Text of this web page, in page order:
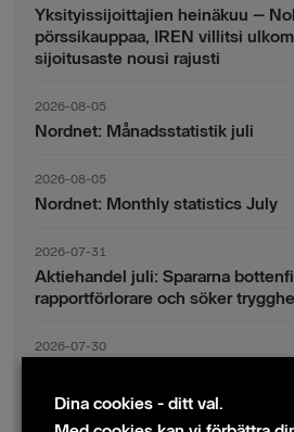
Yksityissijoittajien heinäkuu –
pörssikauppaa, IREN villitsi
sijoitusaste nousi rajusti
2026-08-05
Nordnet: Månadsstatistik juli
2026-08-05
Nordnet: Monthly statistics July
2026-07-31
Aktiehandel juli: Spararna
rapportförlorare och söker
2026-07-30
indexsparandet ligger fast
Dina cookies - ditt val.